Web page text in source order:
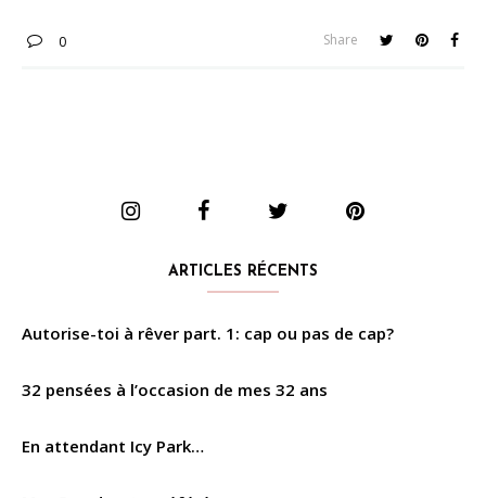
0 Share
ARTICLES RÉCENTS
Autorise-toi à rêver part. 1: cap ou pas de cap?
32 pensées à l’occasion de mes 32 ans
En attendant Icy Park…